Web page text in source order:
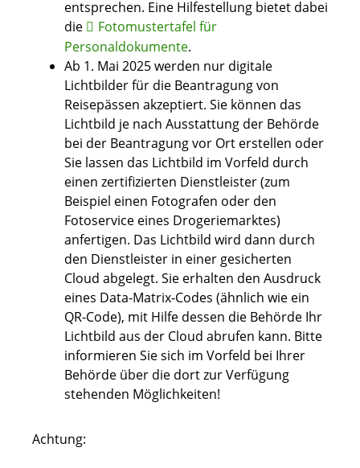
entsprechen. Eine Hilfestellung bietet dabei
die
Fotomustertafel für
Personaldokumente.
Ab 1. Mai 2025 werden nur digitale
Lichtbilder für die Beantragung von
Reisepässen akzeptiert. Sie können das
Lichtbild je nach Ausstattung der Behörde
bei der Beantragung vor Ort erstellen oder
Sie lassen das Lichtbild im Vorfeld durch
einen zertifizierten Dienstleister (zum
Beispiel einen Fotografen oder den
Fotoservice eines Drogeriemarktes)
anfertigen. Das Lichtbild wird dann durch
den Dienstleister in einer gesicherten
Cloud abgelegt. Sie erhalten den Ausdruck
eines Data-Matrix-Codes (ähnlich wie ein
QR-Code), mit Hilfe dessen die Behörde Ihr
Lichtbild aus der Cloud abrufen kann. Bitte
informieren Sie sich im Vorfeld bei Ihrer
Behörde über die dort zur Verfügung
stehenden Möglichkeiten!
Achtung: